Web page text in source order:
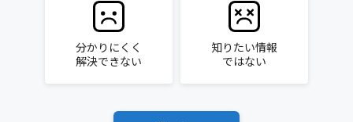
分かりにくく
解決できない
知りたい情報
ではない